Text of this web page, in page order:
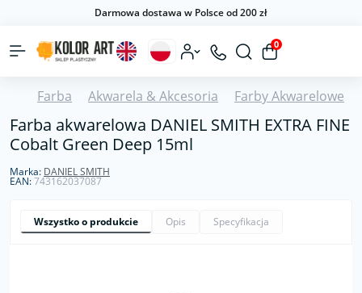
Darmowa dostawa w Polsce od 200 zł
0
Farba Akwarela & Akcesoria Farby Akwarelowe
Farba akwarelowa DANIEL SMITH EXTRA FINE
Cobalt Green Deep 15ml
Marka: DANIEL SMITH
EAN:743162037087
Wszystko o produkcie Opis Specyfikacja